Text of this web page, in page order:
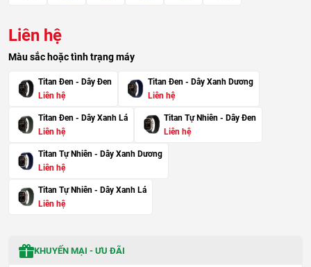
Liên hệ
Màu sắc hoặc tình trạng máy
Titan Đen - Dây Đen
Liên hệ
Titan Đen - Dây Xanh Dương
Liên hệ
Titan Đen - Dây Xanh Lá
Liên hệ
Titan Tự Nhiên - Dây Đen
Liên hệ
Titan Tự Nhiên - Dây Xanh Dương
Liên hệ
Titan Tự Nhiên - Dây Xanh Lá
Liên hệ
KHUYẾN MẠI - ƯU ĐÃI